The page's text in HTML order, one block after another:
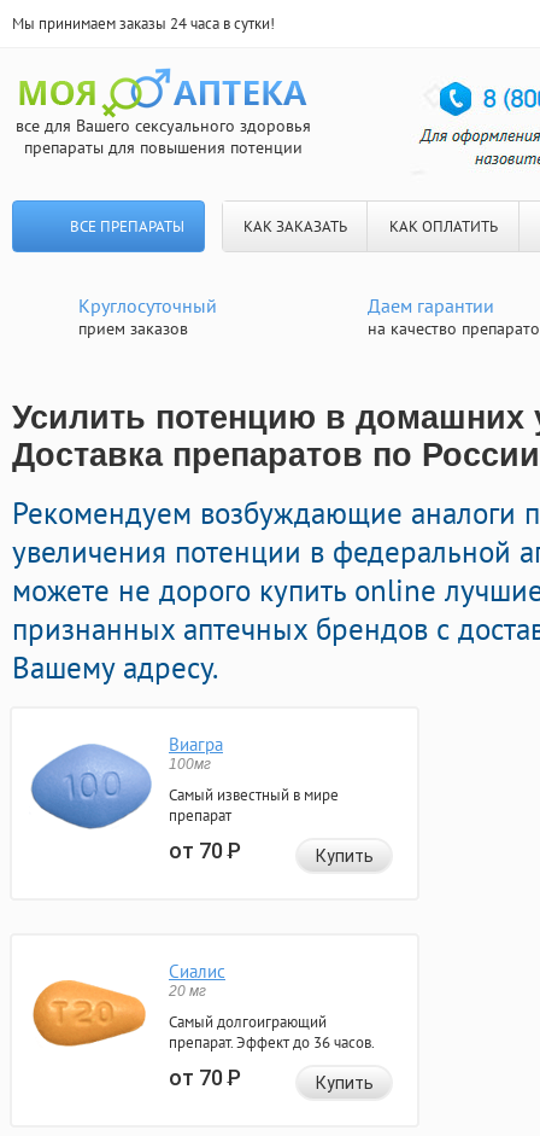
Мы принимаем заказы 24 часа в сутки!
все для Вашего сексуального здоровья
препараты для повышения потенции
ВСЕ ПРЕПАРАТЫ КАК ЗАКАЗАТЬ КАК ОПЛАТИТЬ
Круглосуточный
прием заказов
Даем гарантии
на качество
Усилить потенцию в домашних
Доставка препаратов по России
Рекомендуем возбуждающие аналоги
увеличения потенции в федеральной
можете не дорого купить online
признанных аптечных брендов с
Вашему адресу.
Виагра
100мг
Самый известный в мире
препарат
от 70Р Купить
Сиалис
20 мг
Самый долгоиграющий
препарат. Эффект до 36 часов.
от 70Р Купить